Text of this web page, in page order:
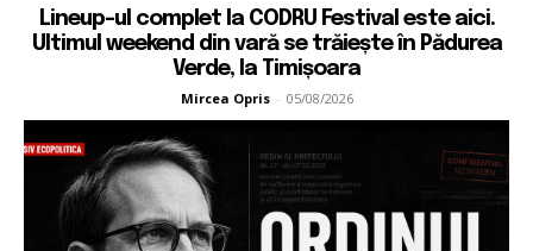
Lineup-ul complet la CODRU Festival este aici.
Ultimul weekend din vară se trăiește în Pădurea
Verde, la Timișoara
Mircea Opris - 05/08/2026